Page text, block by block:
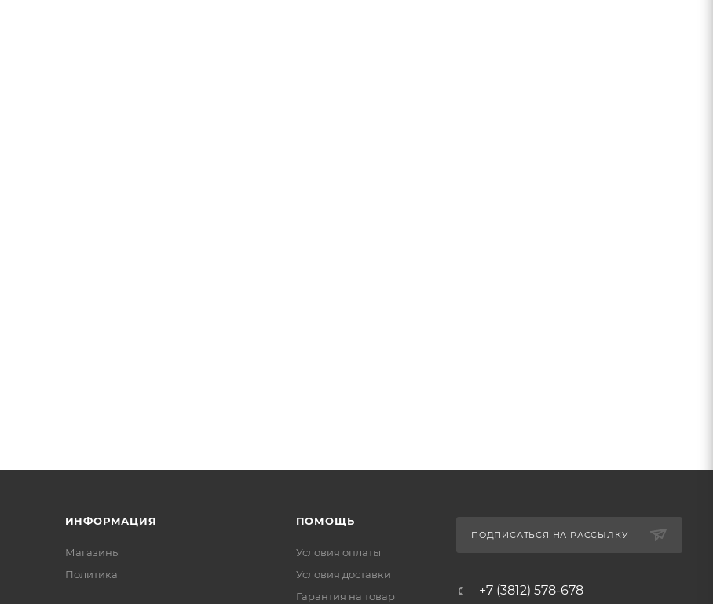
ИНФОРМАЦИЯ
Магазины
Политика
ПОМОЩЬ
Условия оплаты
Условия доставки
Гарантия на товар
ПОДПИСАТЬСЯ НА РАССЫЛКУ
+7 (3812) 578-678